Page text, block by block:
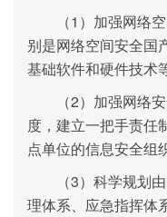
（1）加强网络
别是网络空间安全国
基础软件和硬件技术
（2）加强网络
度，建立一把手责任
点单位的信息安全组
（3）科学规划
理体系、应急指挥体